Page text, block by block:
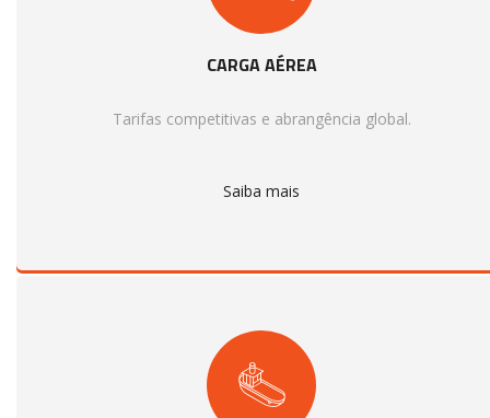
CARGA AÉREA
Tarifas competitivas e abrangência global.
Saiba mais